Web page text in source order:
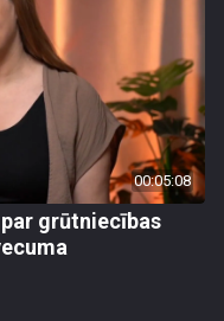
00:05:08
grūtniecības